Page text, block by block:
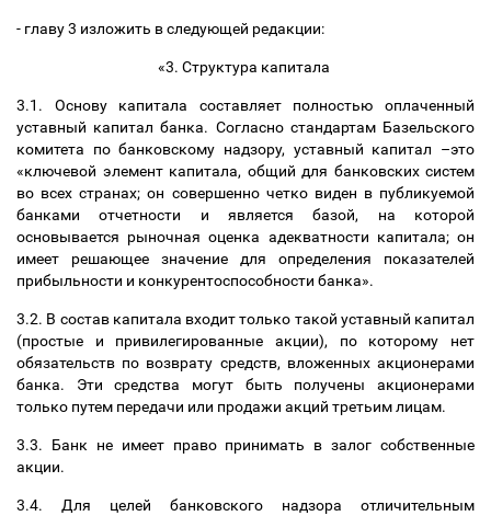
- главу 3 изложить в следующей редакции:
«3. Структура капитала
3.1. Основу капитала составляет полностью оплаченный
уставный капитал банка. Согласно стандартам Базельского
комитета по банковскому надзору, уставный капитал –это
«ключевой элемент капитала, общий для банковских систем
во всех странах; он совершенно четко виден в публикуемой
банками отчетности и является базой, на которой
основывается рыночная оценка адекватности капитала; он
имеет решающее значение для определения показателей
прибыльности и конкурентоспособности банка».
3.2. В состав капитала входит только такой уставный капитал
(простые и привилегированные акции), по которому нет
обязательств по возврату средств, вложенных акционерами
банка. Эти средства могут быть получены акционерами
только путем передачи или продажи акций третьим лицам.
3.3. Банк не имеет право принимать в залог собственные
акции.
3.4. Для целей банковского надзора отличительным